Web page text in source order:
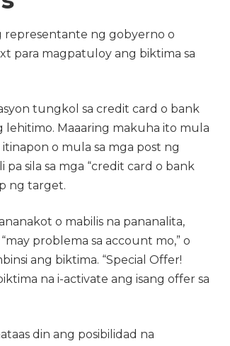
representante ng gobyerno o
para magpatuloy ang biktima sa
tungkol sa credit card o bank
Maaaring makuha ito mula
o mula sa mga post ng
pa sila sa mga “credit card o bank
ng target.
o mabilis na pananalita,
problema sa account mo,” o
ang biktima. “Special Offer!
na i-activate ang isang offer sa
din ang posibilidad na